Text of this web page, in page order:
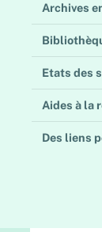
Archives
Etats des
Aides à la
Des liens